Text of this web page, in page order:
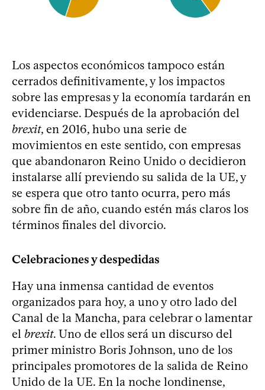
Los aspectos económicos tampoco están
cerrados definitivamente, y los impactos
sobre las empresas y la economía tardarán en
evidenciarse. Después de la aprobación del
brexit, en 2016, hubo una serie de
movimientos en este sentido, con empresas
que abandonaron Reino Unido o decidieron
instalarse allí previendo su salida de la UE, y
se espera que otro tanto ocurra, pero más
sobre fin de año, cuando estén más claros los
términos finales del divorcio.
Celebraciones y despedidas
Hay una inmensa cantidad de eventos
organizados para hoy, a uno y otro lado del
Canal de la Mancha, para celebrar o lamentar
el brexit. Uno de ellos será un discurso del
primer ministro Boris Johnson, uno de los
principales promotores de la salida de Reino
Unido de la UE. En la noche londinense,